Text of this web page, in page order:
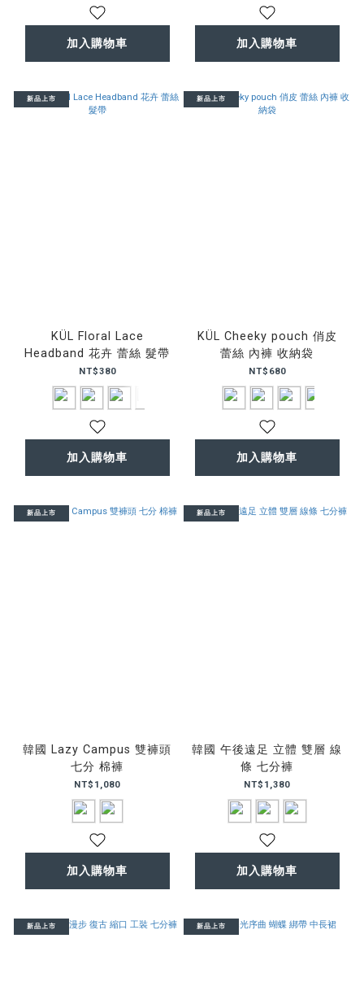
加入購物車 加入購物車
新品上市
KÜL Floral Lace
Headband 花卉 蕾絲 髮帶
NT$380
加入購物車
新品上市
KÜL Cheeky pouch 俏皮
蕾絲 內褲 收納袋
NT$680
加入購物車
新品上市
韓國 Lazy Campus 雙褲頭
七分 棉褲
NT$1,080
加入購物車
新品上市
韓國 午後遠足 立體 雙層 線
條 七分褲
NT$1,380
加入購物車
新品上市 新品上市